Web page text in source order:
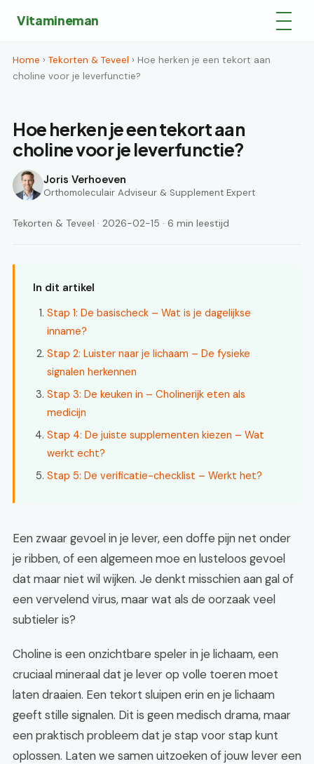
Vitamineman
Home › Tekorten & Teveel › Hoe herken je een tekort aan
choline voor je leverfunctie?
Hoe herken je een tekort aan
choline voor je leverfunctie?
Joris Verhoeven
Orthomoleculair Adviseur & Supplement Expert
Tekorten & Teveel · 2026-02-15 · 6 min leestijd
In dit artikel
Stap 1: De basischeck – Wat is je dagelijkse
inname?
Stap 2: Luister naar je lichaam – De fysieke
signalen herkennen
Stap 3: De keuken in – Cholinerijk eten als
medicijn
Stap 4: De juiste supplementen kiezen – Wat
werkt echt?
Stap 5: De verificatie-checklist – Werkt het?
Een zwaar gevoel in je lever, een doffe pijn net onder
je ribben, of een algemeen moe en lusteloos gevoel
dat maar niet wil wijken. Je denkt misschien aan gal of
een vervelend virus, maar wat als de oorzaak veel
subtieler is?
Choline is een onzichtbare speler in je lichaam, een
cruciaal mineraal dat je lever op volle toeren moet
laten draaien. Een tekort sluipen erin en je lichaam
geeft stille signalen. Dit is geen medisch drama, maar
een praktisch probleem dat je stap voor stap kunt
oplossen. Laten we samen uitzoeken of jouw lever een